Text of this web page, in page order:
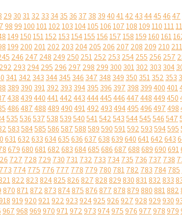
29 30 3132 33 3435 36 37 38 394041424344454647
9899100101102103104105106107108109110111
149150151152153154155156157158159160161
199 200 201202 203 204205 206 207 208 209 210 211
246 247 248 249 250 251252 253 254255 256 257
292 293 294295 296 297 298 299 300 301302 303 304
341342 343 344345 346 347 348 349 350 351352 353
389 390 391392 393 394395 396 397 398 399400401
438439440441442443444445446447448449450
486487488489490491492493494495496497498
535536537538539540541542543544545546547
583584585586587588589590591592593594595
631632633634635636637638639640641642643
679680681682683684685686687688689690691
727 728 729 730 731732 733 734735 736 737 738
773 774775 776 777 778 779 780 781782 783 784785
822823824825826827828829830831832833
870871872873874875876877878879880881882
919920921922923924925926927928929930
967968969970971972973974975976977978979